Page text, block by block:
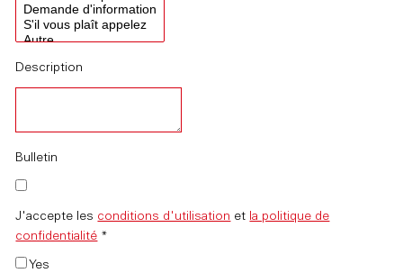
Description
Bulletin
J'accepte les conditions d'utilisation et la politique de
confidentialité *
Yes